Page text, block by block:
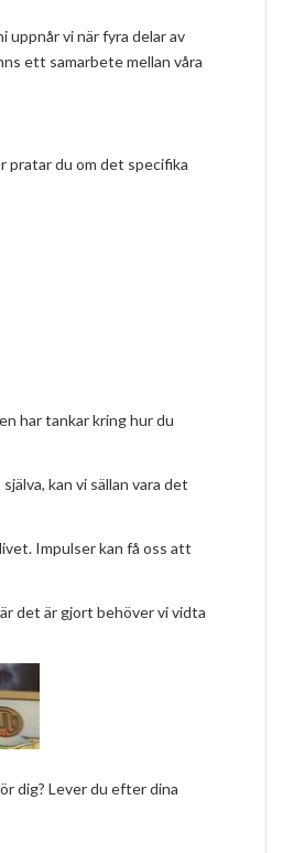
uppnår vi när fyra delar av
ett samarbete mellan våra
pratar du om det specifika
har tankar kring hur du
kan vi sällan vara det
Impulser kan få oss att
det är gjort behöver vi vidta
dig? Lever du efter dina